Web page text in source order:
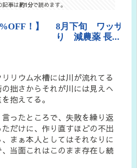
記事は約1分で読めます。
リウム水槽には川が流れてる
拙さからそれが川には見えへ
抱えてる。
ったところで、失敗を繰り返
だけに、作り直すほどの不出
まぁ本人としてはそれなりに
当面これはこのまま存在し続